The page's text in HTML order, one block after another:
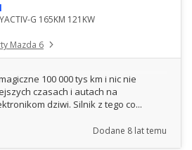
G 165KM 121KW
Mazda 6
100 000 tys km i nic nie
czasach i autach na
dziwi. Silnik z tego co...
Dodane 8 lat temu